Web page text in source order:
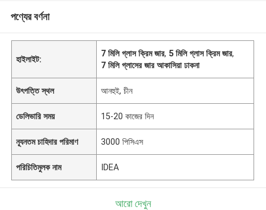
পণ্যের বর্ণনা
হাইলাইট:
7 মিলি গ্লাস ক্রিম জার, 5 মিলি গ্লাস ক্রিম জার,
7 মিলি গ্লাসের জার আকাসিয়া ঢাকনা
উৎপত্তি স্থল আনহুই, চীন
ডেলিভারি সময় 15-20 কাজের দিন
ন্যূনতম চাহিদার পরিমাণ 3000 পিসিএস
পরিচিতিমুলক নাম IDEA
আরো দেখুন